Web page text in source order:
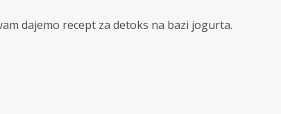
dajemo recept za detoks na bazi jogurta.